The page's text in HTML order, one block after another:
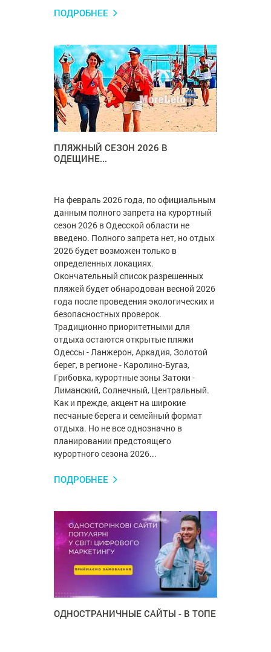
ПОДРОБНЕЕ
ПЛЯЖНЫЙ СЕЗОН 2026 В
ОДЕЩИНЕ...
На февраль 2026 года, по официальным
данным полного запрета на курортный
сезон 2026 в Одесской области не
введено. Полного запрета нет, но отдых
2026 будет возможен только в
определенных локациях.
Окончательный список разрешенных
пляжей будет обнародован весной 2026
года после проведения экологических и
безопасностных проверок.
Традиционно приоритетными для
отдыха остаются открытые пляжи
Одессы - Ланжерон, Аркадия, Золотой
берег, в регионе - Каролино-Бугаз,
Грибовка, курортные зоны Затоки -
Лиманский, Солнечный, Центральный.
Как и прежде, акцент на широкие
песчаные берега и семейный формат
отдыха. Но не все однозначно в
планировании предстоящего
курортного сезона 2026...
ПОДРОБНЕЕ
ОДНОСТРАНИЧНЫЕ САЙТЫ - В ТОПЕ